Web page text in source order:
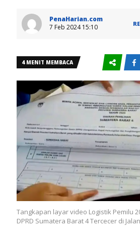
PenaHarian.com
7 Feb 2024 15:10
4 MENIT MEMBACA
Tangkapan layar video Logistik Pemilu
DPRD Sumatera Barat 4 Tercecer di